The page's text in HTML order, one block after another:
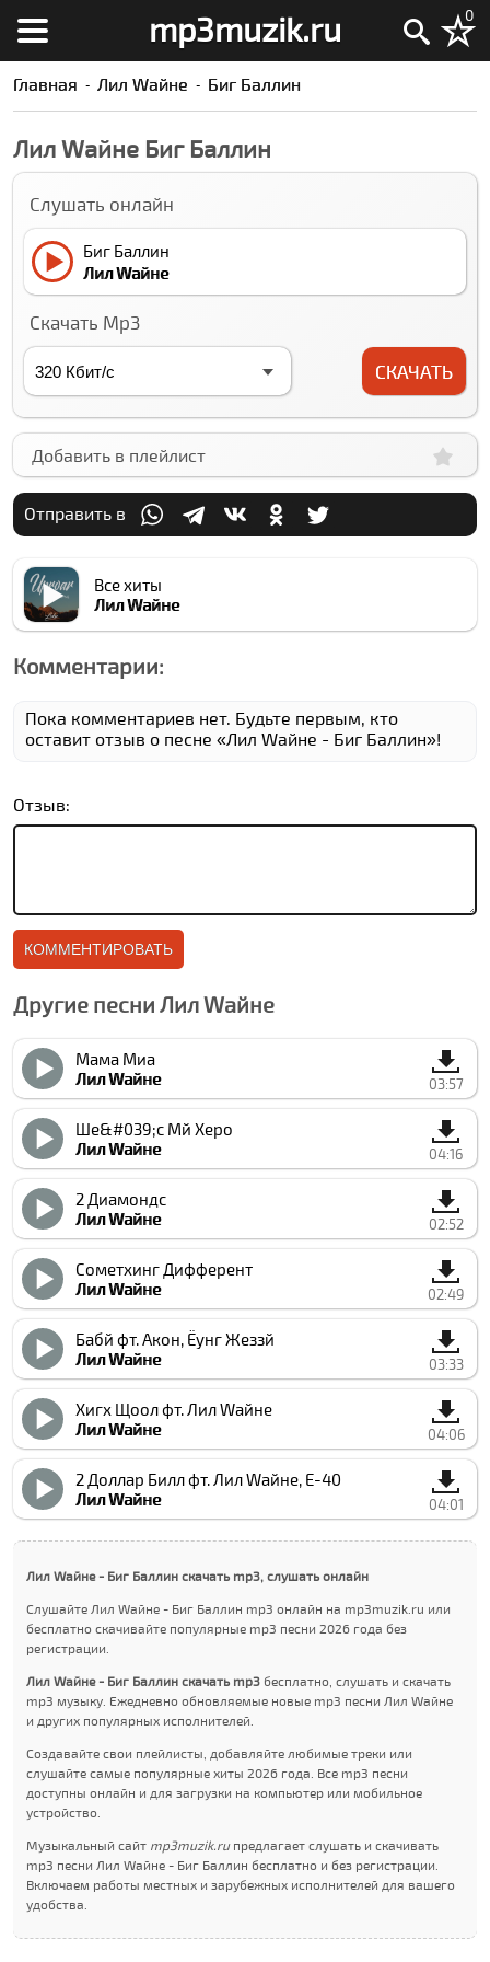
mp3muzik.ru 0
Главная Лил Wайне Биг Баллин
Лил Wайне Биг Баллин
Слушать онлайн
Биг Баллин
Лил Wайне
Скачать Mp3
СКАЧАТЬ
Добавить в плейлист
Отправить в
Все хиты
Лил Wайне
Комментарии:
Пока комментариев нет. Будьте первым, кто
оставит отзыв о песне «Лил Wайне - Биг Баллин»!
Отзыв:
Другие песни Лил Wайне
Мама Миа
Лил Wайне
03:57
Ше&#039;с Мй Херо
Лил Wайне
04:16
2 Диамондс
Лил Wайне
02:52
Сометхинг Дифферент
Лил Wайне
02:49
Бабй фт. Акон, Ёунг Жеззй
Лил Wайне
03:33
Хигх Щоол фт. Лил Wайне
Лил Wайне
04:06
2 Доллар Билл фт. Лил Wайне, Е-40
Лил Wайне
04:01
Лил Wайне - Биг Баллин скачать mp3, слушать онлайн
Слушайте Лил Wайне - Биг Баллин mp3 онлайн на mp3muzik.ru или
бесплатно скачивайте популярные mp3 песни 2026 года без
регистрации.
Лил Wайне - Биг Баллин скачать mp3 бесплатно, слушать и скачать
mp3 музыку. Ежедневно обновляемые новые mp3 песни Лил Wайне
и других популярных исполнителей.
Создавайте свои плейлисты, добавляйте любимые треки или
слушайте самые популярные хиты 2026 года. Все mp3 песни
доступны онлайн и для загрузки на компьютер или мобильное
устройство.
Музыкальный сайт mp3muzik.ruпредлагает слушать и скачивать
mp3 песни Лил Wайне - Биг Баллин бесплатно и без регистрации.
Включаем работы местных и зарубежных исполнителей для вашего
удобства.